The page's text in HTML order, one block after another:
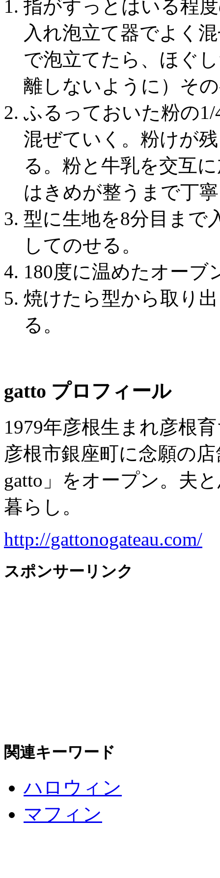
指がすっとはいる程
入れ泡立て器でよく
で泡立てたら、ほぐ
離しないように）そ
ふるっておいた粉の
混ぜていく。粉けが
る。粉と牛乳を交互
はきめが整うまで丁
型に生地を8分目まで
してのせる。
180度に温めたオーブ
焼けたら型から取り
る。
gatto プロフィール
1979年彦根生まれ彦根
彦根市銀座町に念願の
gatto」をオープン。夫
暮らし。
http://gattonogateau.com/
スポンサーリンク
関連キーワード
ハロウィン
マフィン